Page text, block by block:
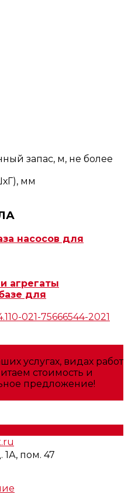
запас, м, не более
мм
насосов для
агрегаты
для
021-75666544-2021
услугах, видах работ
стоимость и
предложение!
пом. 47